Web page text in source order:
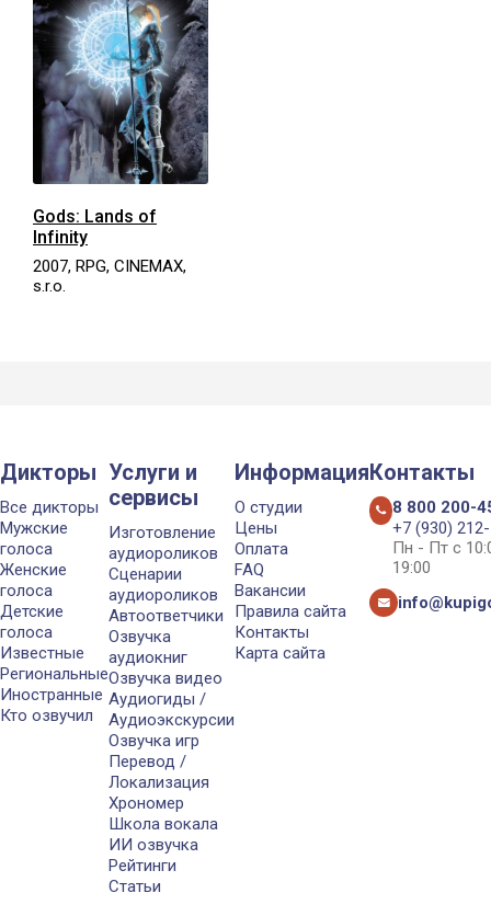
Gods: Lands of
Infinity
2007, RPG, CINEMAX,
s.r.o.
Дикторы
Все дикторы
Мужские
голоса
Женские
голоса
Детские
голоса
Известные
Региональные
Иностранные
Кто озвучил
Услуги и
сервисы
Изготовление
аудиороликов
Сценарии
аудиороликов
Автоответчики
Озвучка
аудиокниг
Озвучка видео
Аудиогиды /
Аудиоэкскурсии
Озвучка игр
Перевод /
Локализация
Хрономер
Школа вокала
ИИ озвучка
Рейтинги
Статьи
Информация
О студии
Цены
Оплата
FAQ
Вакансии
Правила сайта
Контакты
Карта сайта
Контакты
8 800 200-
+7 (930)
Пн - Пт с
19:00